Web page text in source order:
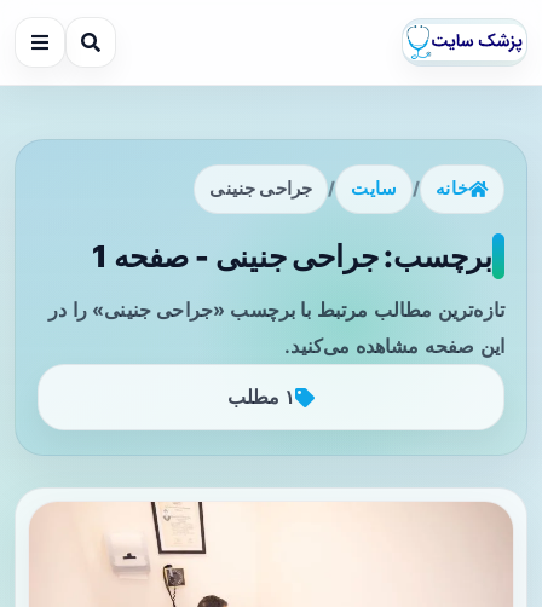
خانه / سایت / جراحی جنینی
برچسب: جراحی جنینی - صفحه 1
تازه‌ترین مطالب مرتبط با برچسب «جراحی جنینی» را در
این صفحه مشاهده می‌کنید.
۱ مطلب